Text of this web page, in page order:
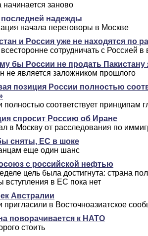
начинается заново
последней надежды
начала переговоры в Москве
и Россия уже не находятся по
сотрудничать с Россией
бы России не продать
не является заложником прошлого
позиция России полностью
полностью соответствует принципам
спросит Россию об Иране
в Москву от расследования по
сняты, ЕС в шоке
еще один шанс
с российской нефтью
цель была достигнута: страна
вступления в ЕС пока нет
Австралии
пригласили в Восточноазиатское
поворачивается к НАТО
стоить